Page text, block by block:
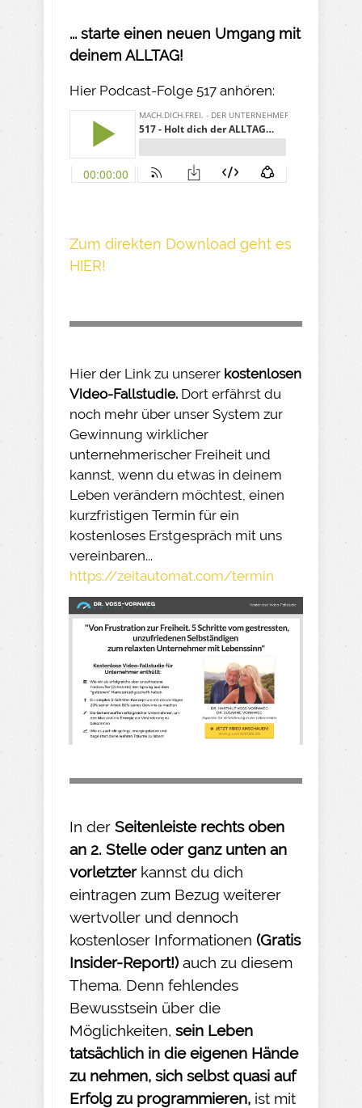
... starte einen neuen Umgang mit
deinem ALLTAG!
Hier Podcast-Folge 517 anhören:
Z um direkte n Download geh t es
HIER!
Hier der Link zu unserer kostenlosen
Video-Fallstudie. Dort erfährst du
noch mehr über unser System zur
Gewinnung wirklicher
unternehmerischer Freiheit und
kannst, wenn du etwas in deinem
Leben verändern möchtest, einen
kurzfristigen Termin für ein
kostenloses Erstgespräch mit uns
vereinbaren...
https://zeitautomat.com/termin
In der Seitenleiste rechts oben
an 2. Stelle oder ganz unten an
vorletzter kannst du dich
eintragen zum Bezug weiterer
wertvoller und dennoch
kostenloser Informationen (Gratis
Insider-Report!) auch zu diesem
Thema. Denn fehlendes
Bewusstsein über die
Möglichkeiten, sein Leben
tatsächlich in die eigenen Hände
zu nehmen, sich selbst quasi auf
Erfolg zu programmieren, ist mit